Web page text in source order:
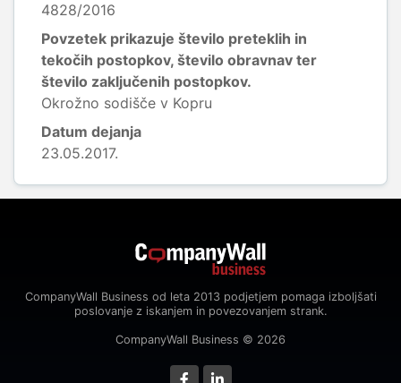
4828/2016
Povzetek prikazuje število preteklih in
tekočih postopkov, število obravnav ter
število zaključenih postopkov.
Okrožno sodišče v Kopru
Datum dejanja
23.05.2017.
CompanyWall Business od leta 2013 podjetjem pomaga izboljšati
poslovanje z iskanjem in povezovanjem strank.
CompanyWall Business © 2026